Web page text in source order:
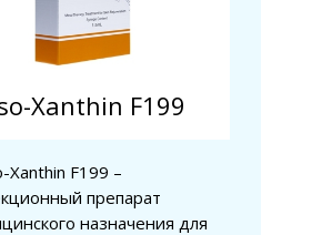
Xanthin F199
Xanthin F199 –
препарат
назначения для